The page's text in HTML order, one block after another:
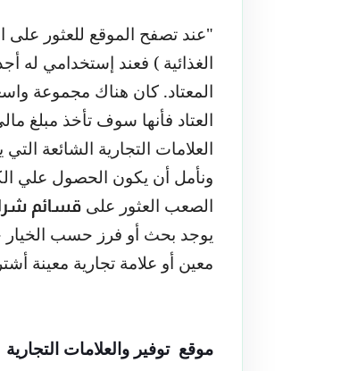
"عند تصفح الموقع للعثور على
الغذائية ) فعند إستخدامي له
المعتاد. كان هناك مجموعة
العتاد فأنها سوف تأخذ مبلغ
العلامات التجارية الشائعة
ونأمل أن يكون الحصول علي
الصعب العثور على قسائم
يوجد بحث أو فرز حسب الخيار
معين أو علامة تجارية معينة
موقع توفير والعلامات التجارية